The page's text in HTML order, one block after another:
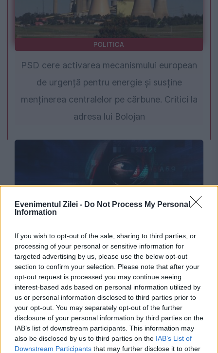
Evenimentul Zilei - Do Not Process My Personal
Information
If you wish to opt-out of the sale, sharing to third parties, or
processing of your personal or sensitive information for
targeted advertising by us, please use the below opt-out
section to confirm your selection. Please note that after your
opt-out request is processed you may continue seeing
interest-based ads based on personal information utilized by
us or personal information disclosed to third parties prior to
your opt-out. You may separately opt-out of the further
disclosure of your personal information by third parties on the
IAB’s list of downstream participants. This information may
also be disclosed by us to third parties on the IAB’s List of
Downstream Participants that may further disclose it to other
POLITICA
PSD cere activarea mecanismului european
de urgență pentru energie și susține
menținerea centralelor pe cărbune. Critici la
adresa lui Bolojan
SOCIAL
Noi detalii în cazul româncei acuzate de
spionaj pentru Rusia. Anchetatorii verifică un
posibil plan de asasinat